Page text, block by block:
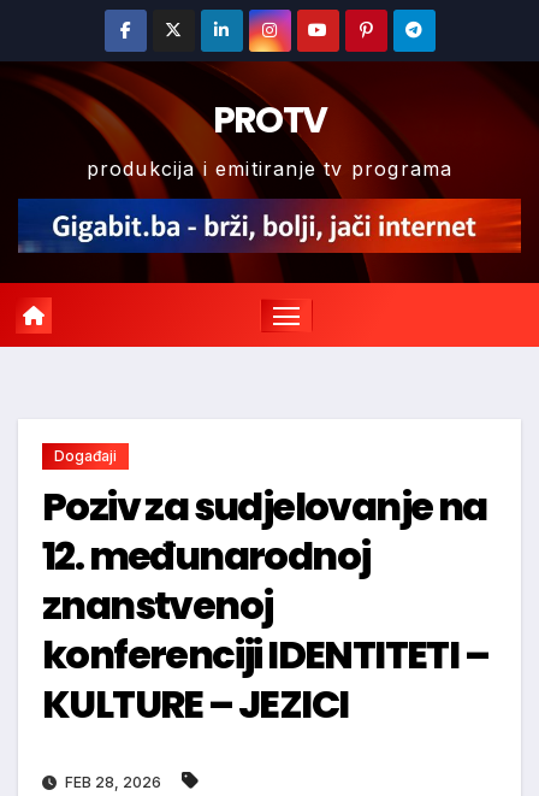
content
PROTV
produkcija i emitiranje tv programa
Događaji
Poziv za sudjelovanje na
12. međunarodnoj
znanstvenoj
konferenciji IDENTITETI –
KULTURE – JEZICI
FEB 28, 2026